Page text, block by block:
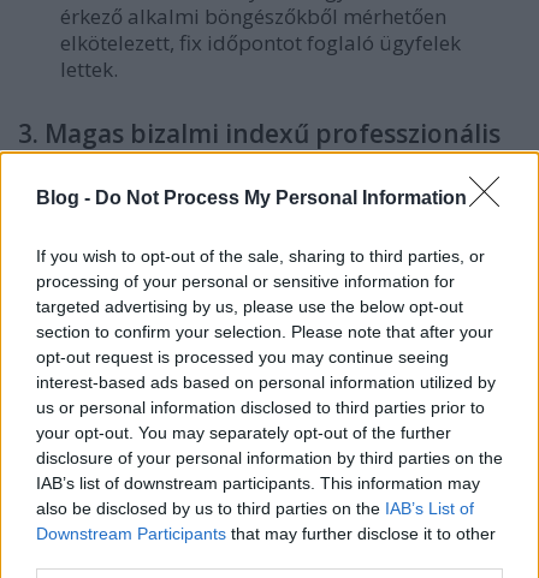
Blog - Do Not Process My Personal Information
If you wish to opt-out of the sale, sharing to third parties, or
processing of your personal or sensitive information for
targeted advertising by us, please use the below opt-out
section to confirm your selection. Please note that after your
opt-out request is processed you may continue seeing
interest-based ads based on personal information utilized by
us or personal information disclosed to third parties prior to
your opt-out. You may separately opt-out of the further
disclosure of your personal information by third parties on the
IAB’s list of downstream participants. This information may
also be disclosed by us to third parties on the IAB’s List of
Downstream Participants that may further disclose it to other
érkező alkalmi böngészőkből mérhetően
elkötelezett, fix időpontot foglaló ügyfelek
lettek.
3. Magas bizalmi indexű professzionális
szolgáltatások
A pénzügyi, orvosi és tanácsadói szektorban a
területeken a marketingnek egyszerre kell
megfelelnie a szigorú jogi szabályozásoknak és a
hiteles szakértői státuszépítés követelményeinek.
Pénzügy/Orvosi marketing siker = Szigorú
megfelelőség + AI-vezérelt szakértői tartalom